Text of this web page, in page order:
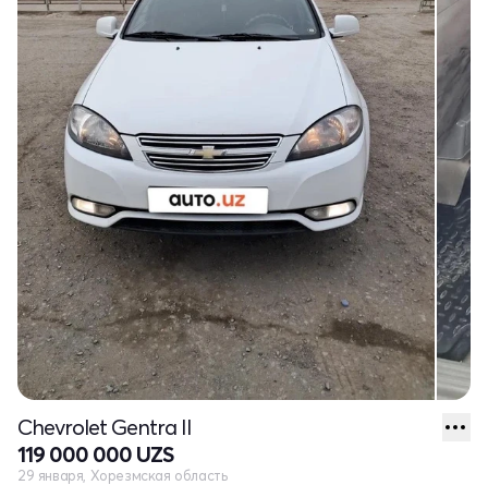
Chevrolet Gentra II
119 000 000 UZS
29 января, Хорезмская область